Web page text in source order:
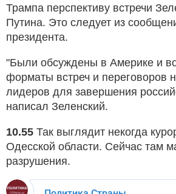
Трампа перспективу встречи
Путина. Это следует из
президента.
"Были обсуждены в Америке и
форматы встреч и переговоров
лидеров для завершения
написал Зеленский.
10.55 Так выглядит некогда
Одесской области. Сейчас там
разрушения.